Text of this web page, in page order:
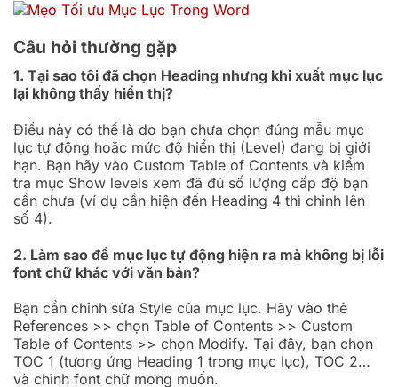
Câu hỏi thường gặp
1. Tại sao tôi đã chọn Heading nhưng khi xuất mục lục
lại không thấy hiển thị?
Điều này có thể là do bạn chưa chọn đúng mẫu mục
lục tự động hoặc mức độ hiển thị (Level) đang bị giới
hạn. Bạn hãy vào Custom Table of Contents và kiểm
tra mục Show levels xem đã đủ số lượng cấp độ bạn
cần chưa (ví dụ cần hiện đến Heading 4 thì chỉnh lên
số 4).
2. Làm sao để mục lục tự động hiện ra mà không bị lỗi
font chữ khác với văn bản?
Bạn cần chỉnh sửa Style của mục lục. Hãy vào thẻ
References >> chọn Table of Contents >> Custom
Table of Contents >> chọn Modify. Tại đây, bạn chọn
TOC 1 (tương ứng Heading 1 trong mục lục), TOC 2…
và chỉnh font chữ mong muốn.